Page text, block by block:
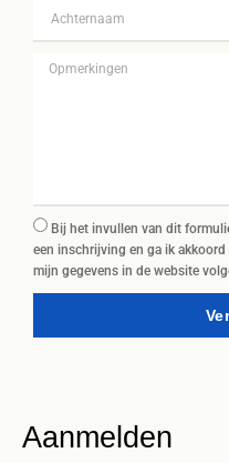
Aanmelden
Bij het invullen van dit
een inschrijving en ga ik
mijn gegevens in de website